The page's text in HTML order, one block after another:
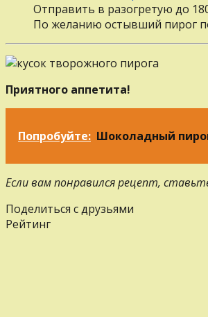
Отправить в разогретую до
По желанию остывший пирог
Приятного аппетита!
Попробуйте: Шоколадный
Если вам понравился рецепт,
Поделиться с друзьями
Рейтинг